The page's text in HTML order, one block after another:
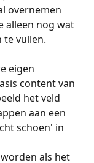
overnemen
alleen nog wat
te vullen.
eigen
content van
het veld
aan een
schoen' in
als het